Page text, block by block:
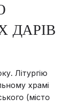
ДАРІВ
Літургію
храмі
(місто